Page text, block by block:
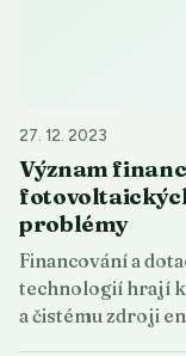
27. 12. 2023
Význam
problémy
Financování a
technologií hrají
a čistému zdroji